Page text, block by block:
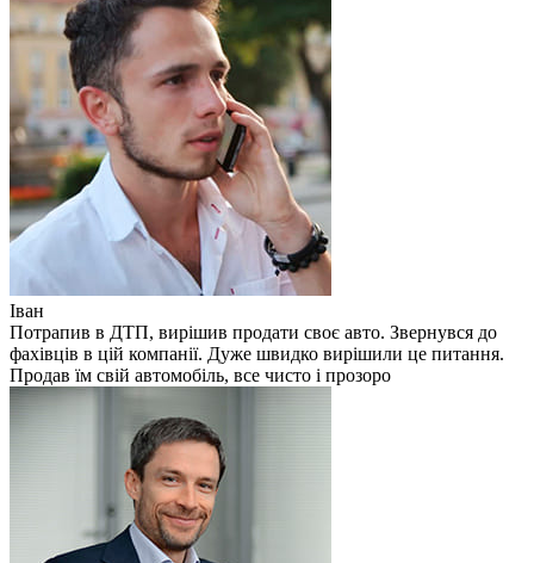
Іван
Потрапив в ДТП, вирішив продати своє авто. Звернувся до
фахівців в цій компанії. Дуже швидко вирішили це питання.
Продав їм свій автомобіль, все чисто і прозоро